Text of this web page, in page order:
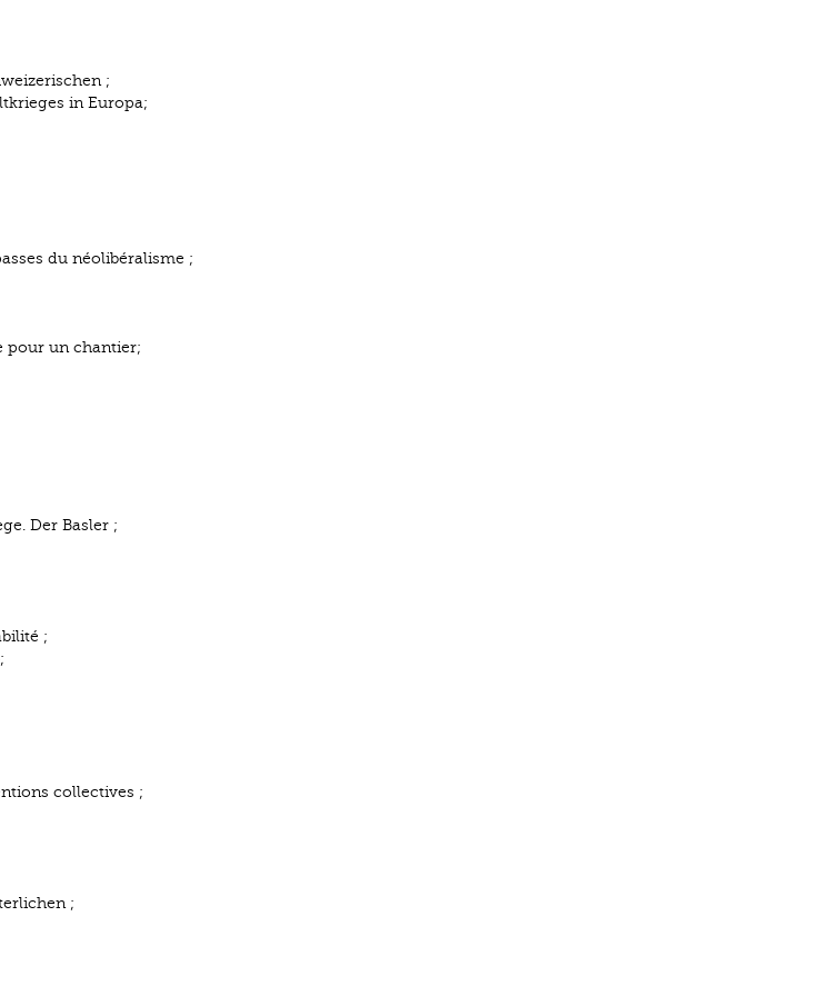
;
in Europa;
du néolibéralisme ;
pour un chantier;
Der Basler ;
;
collectives ;
;